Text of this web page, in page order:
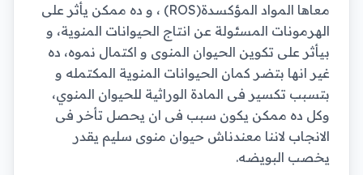
معاها المواد المؤكسدة(ROS) ، و ده ممكن يأثر على
الهرمونات المسئولة عن انتاج الحيوانات المنوية، و
بيأثر على تكوين الحيوان المنوى و اكتمال نموه، ده
غير انها بتضر كمان الحيوانات المنوية المكتمله و
بتسبب تكسير فى المادة الوراثية للحيوان المنوي،
وكل ده ممكن يكون سبب فى ان يحصل تأخر فى
الانجاب لاننا معندناش حيوان منوى سليم يقدر
يخصب البويضه.